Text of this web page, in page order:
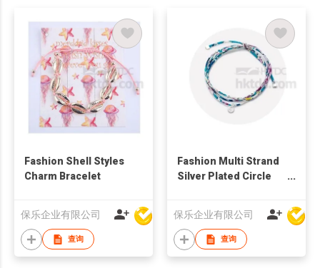
Fashion Shell Styles
Charm Bracelet
保乐企业有限公司
查询
Fashion Multi Strand
Silver Plated Circle
保乐企业有限公司
查询